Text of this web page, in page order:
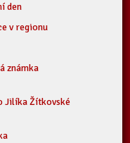
den
v regionu
známka
Jilíka Žítkovské